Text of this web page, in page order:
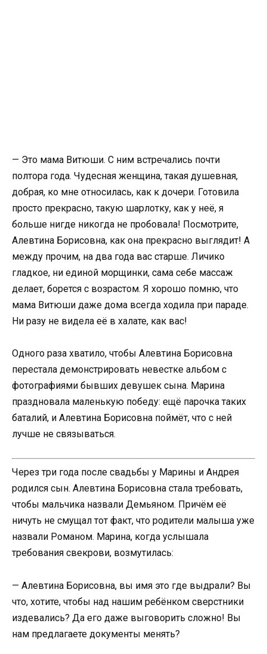
— Это мама Витюши. С ним встречались почти
полтора года. Чудесная женщина, такая душевная,
добрая, ко мне относилась, как к дочери. Готовила
просто прекрасно, такую шарлотку, как у неё, я
больше нигде никогда не пробовала! Посмотрите,
Алевтина Борисовна, как она прекрасно выглядит! А
между прочим, на два года вас старше. Личико
гладкое, ни единой морщинки, сама себе массаж
делает, борется с возрастом. Я хорошо помню, что
мама Витюши даже дома всегда ходила при параде.
Ни разу не видела её в халате, как вас!
Одного раза хватило, чтобы Алевтина Борисовна
перестала демонстрировать невестке альбом с
фотографиями бывших девушек сына. Марина
праздновала маленькую победу: ещё парочка таких
баталий, и Алевтина Борисовна поймёт, что с ней
лучше не связываться.
Через три года после свадьбы у Марины и Андрея
родился сын. Алевтина Борисовна стала требовать,
чтобы мальчика назвали Демьяном. Причём её
ничуть не смущал тот факт, что родители малыша уже
назвали Романом. Марина, когда услышала
требования свекрови, возмутилась:
— Алевтина Борисовна, вы имя это где выдрали? Вы
что, хотите, чтобы над нашим ребёнком сверстники
издевались? Да его даже выговорить сложно! Вы
нам предлагаете документы менять?